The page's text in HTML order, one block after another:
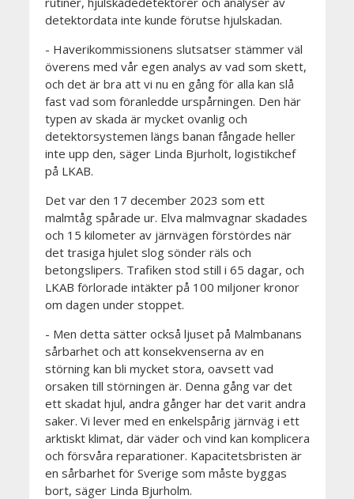
detektordata inte kunde förutse hjulskadan.
- Haverikommissionens slutsatser stämmer väl
överens med vår egen analys av vad som skett,
och det är bra att vi nu en gång för alla kan slå
fast vad som föranledde urspårningen. Den här
typen av skada är mycket ovanlig och
detektorsystemen längs banan fångade heller
inte upp den, säger Linda Bjurholt, logistikchef
på LKAB.
Det var den 17 december 2023 som ett
malmtåg spårade ur. Elva malmvagnar skadades
och 15 kilometer av järnvägen förstördes när
det trasiga hjulet slog sönder räls och
betongslipers. Trafiken stod still i 65 dagar, och
LKAB förlorade intäkter på 100 miljoner kronor
om dagen under stoppet.
- Men detta sätter också ljuset på Malmbanans
sårbarhet och att konsekvenserna av en
störning kan bli mycket stora, oavsett vad
orsaken till störningen är. Denna gång var det
ett skadat hjul, andra gånger har det varit andra
saker. Vi lever med en enkelspårig järnväg i ett
arktiskt klimat, där väder och vind kan komplicera
och försvåra reparationer. Kapacitetsbristen är
en sårbarhet för Sverige som måste byggas
bort, säger Linda Bjurholm.